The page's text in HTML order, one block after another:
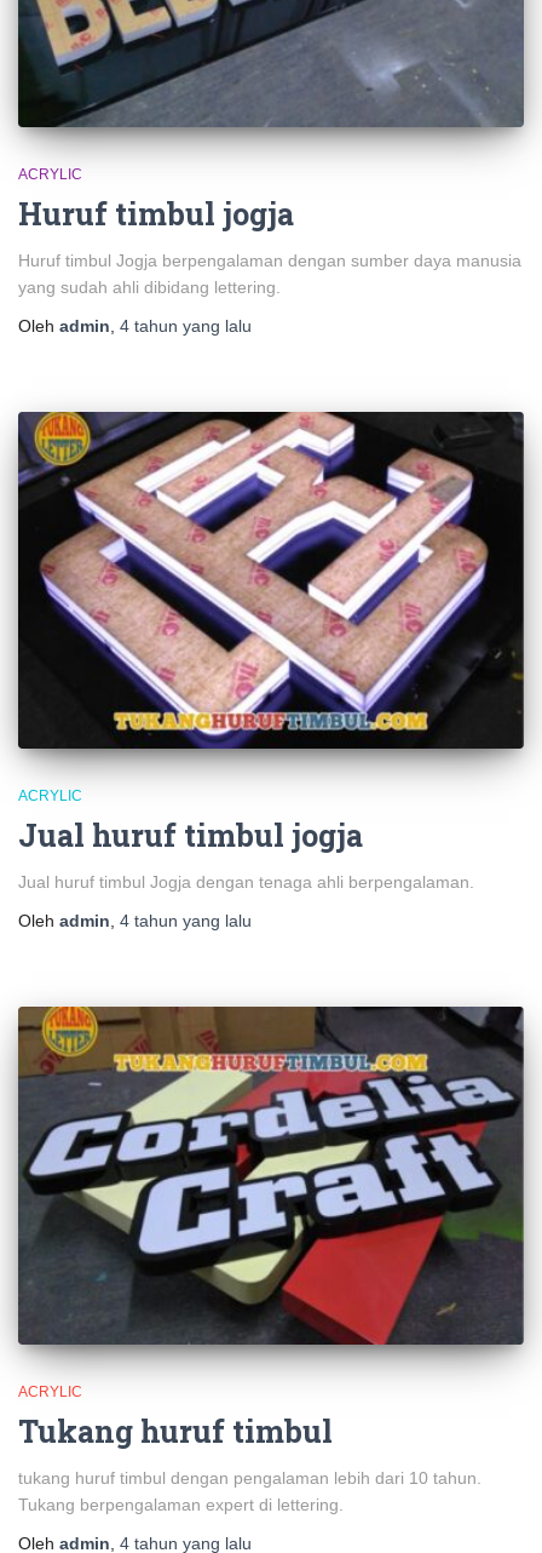
ACRYLIC
Huruf timbul jogja
Huruf timbul Jogja berpengalaman dengan sumber daya manusia
yang sudah ahli dibidang lettering.
Oleh admin 4 tahun yang lalu
ACRYLIC
Jual huruf timbul jogja
Jual huruf timbul Jogja dengan tenaga ahli berpengalaman.
Oleh admin, 4 tahun yang lalu
ACRYLIC
Tukang huruf timbul
tukang huruf timbul dengan pengalaman lebih dari 10 tahun.
Tukang berpengalaman expert di lettering.
Oleh admin 4 tahun yang lalu